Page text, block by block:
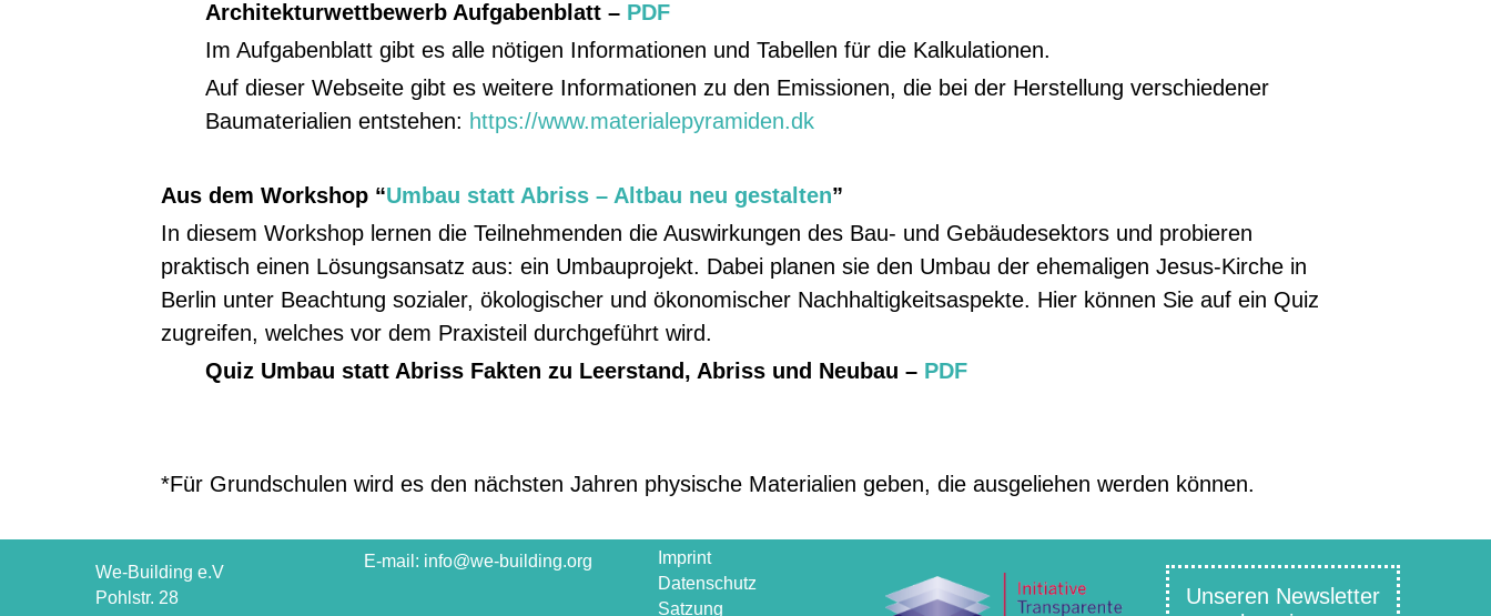
Architekturwettbewerb Aufgabenblatt – PDF
Im Aufgabenblatt gibt es alle nötigen Informationen und Tabellen für die Kalkulationen.
Auf dieser Webseite gibt es weitere Informationen zu den Emissionen, die bei der Herstellung verschiedener
Baumaterialien entstehen: https://www.materialepyramiden.dk
Aus dem Workshop “Umbau statt Abriss – Altbau neu gestalten”
In diesem Workshop lernen die Teilnehmenden die Auswirkungen des Bau- und Gebäudesektors und probieren
praktisch einen Lösungsansatz aus: ein Umbauprojekt. Dabei planen sie den Umbau der ehemaligen Jesus-Kirche in
Berlin unter Beachtung sozialer, ökologischer und ökonomischer Nachhaltigkeitsaspekte. Hier können Sie auf ein Quiz
zugreifen, welches vor dem Praxisteil durchgeführt wird.
Quiz Umbau statt Abriss Fakten zu Leerstand, Abriss und Neubau – PDF
*Für Grundschulen wird es den nächsten Jahren physische Materialien geben, die ausgeliehen werden können.
We-Building e.V
Pohlstr. 28
E-mail: info@we-building.org
Imprint
Datenschutz
Satzung
Unseren Newsletter